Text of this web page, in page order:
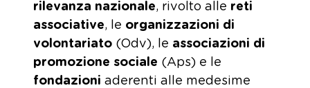
rilevanza nazionale, rivolto alle reti
associative, le organizzazioni di
volontariato (Odv), le associazioni di
promozione sociale (Aps) e le
fondazioni aderenti alle medesime